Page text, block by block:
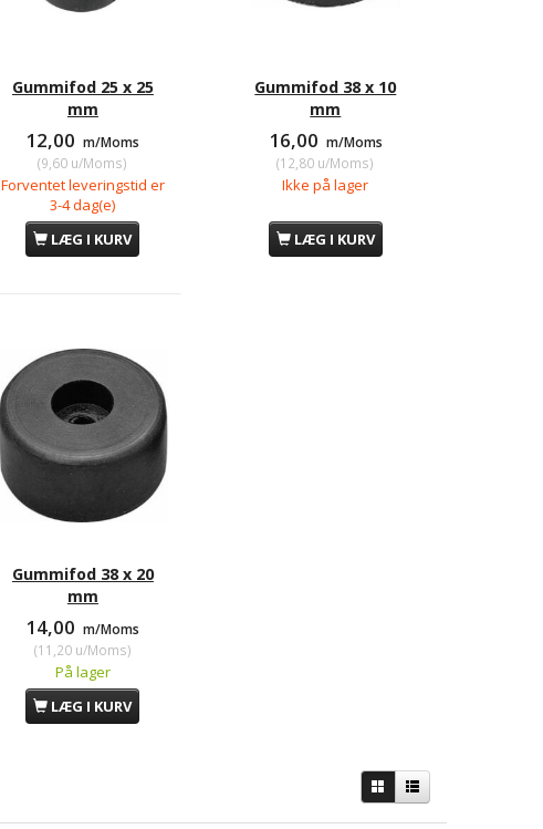
Gummifod 25 x 25
mm
12,00 m/Moms
(9,60 u/Moms)
Forventet leveringstid er
3-4 dag(e)
LÆG I KURV
Gummifod 38 x 10
mm
16,00 m/Moms
(12,80 u/Moms)
Ikke på lager
LÆG I KURV
Gummifod 38 x 20
mm
14,00 m/Moms
(11,20u/Moms)
På lager
LÆG I KURV